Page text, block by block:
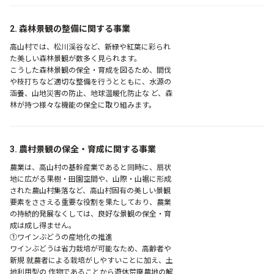
2. 森林景観の整備に関する事業
高山村では、松川渓谷など、新緑や紅葉に彩られ
た美しい森林景観が数多く見られます。
こうした森林景観の保全・育成を図るため、間伐
や枝打ちなど適切な整備を行うとともに、水源の
涵養、山地災害の防止、地球温暖化防止な ど、森
林が持つ様々な機能の保全に取り組みます。
3. 農村景観の保全・育成に関する事業
農業は、高山村の基幹産業であると同時に、扇状
地に広がる果樹・田園空間や、山際・山裾に形成
された農山村集落など、高山村固有の美しい景観
要素をささえる重要な役割を果たしており、農業
の持続的発展なくしては、良好な景観の保全・育
成は成し得ません。
①ワインぶどうの産地化の推進
ワインぶどうは省力栽培が可能なため、高齢者や
新規 就農者による栽培がしやすいことに加え、土
地利用型の 作物であることから遊休荒廃農地の解